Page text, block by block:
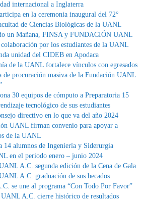
internacional a Inglaterra
en la ceremonia inaugural del 72°
de Ciencias Biológicas de la UANL
un Mañana, FINSA y FUNDACIÓN UANL
por los estudiantes de la UANL
unidad del CIDEB en Apodaca
de la UANL fortalece vínculos con egresados
de procuración masiva de la Fundación UANL
30 equipos de cómputo a Preparatoria 15
tecnológico de sus estudiantes
directivo en lo que va del año 2024
UANL firman convenio para apoyar a
de la UANL
14 alumnos de Ingeniería y Siderurgia
en el periodo enero – junio 2024
A.C. segunda edición de la Cena de Gala
A.C. graduación de sus becados
se une al programa “Con Todo Por Favor”
UANL A.C. cierre histórico de resultados